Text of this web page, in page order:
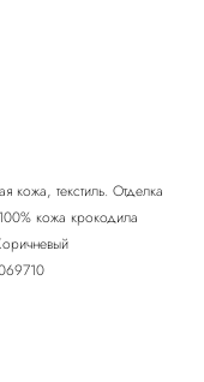
кожа, текстиль. Отделка
кожа крокодила